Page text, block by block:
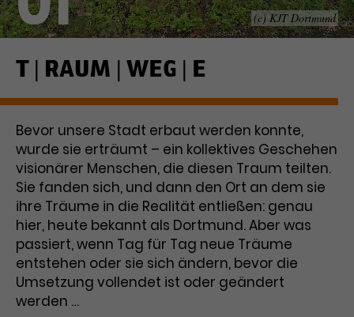
Laufzeit 1 Tag
Zweck
Dieses Cookie wird von Google
Analytics installiert. Das Cookie
wird verwendet, um Informationen
Besucher*innen eine Website
nutzen, und hilft bei der Erstellung
eines Analyseberichts über die
Performance der Website. Die
erhobenen Daten umfassen in
anonymisierter Form die Anzahl
der Besuche, die Quelle, aus der sie
stammen, und die besuchten
Seiten.
Name _gcl_aw
Anbieter Google Ads
Laufzeit 3 Monate
Zweck
Dieses Cookie speichert
Informationen zu Werbeklicks und
dient der Zuordnung von
Conversions zu Google Ads-
Kampagnen.
Name
(c) KJT Dortmund
T | RAUM | WEG | E
Bevor unsere Stadt erbaut werden konnte,
wurde sie erträumt – ein kollektives Geschehen
visionärer Menschen, die diesen Traum teilten.
Sie fanden sich, und dann den Ort an dem sie
ihre Träume in die Realität entließen: genau
hier, heute bekannt als Dortmund. Aber was
passiert, wenn Tag für Tag neue Träume
entstehen oder sie sich ändern, bevor die
Umsetzung vollendet ist oder geändert
werden …